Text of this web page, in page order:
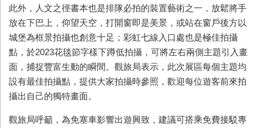
此外，人文之徑書本也是排隊必拍的裝置藝術之一，放鬆將手
放在下巴上，仰望天空，打開窗即是美景，或站在窗戶後方以
城堡為框景拍攝也創意十足；彩虹七線入口處也是極佳拍攝
點，於2023花毯節字樣下蹲低拍攝，可將左右兩側主題引入畫
面，捕捉豐富生動的瞬間。觀旅局表示，此次展區每個主題均
設有最佳拍攝點，提供大家拍攝時參照，歡迎每位遊客前來拍
攝出自己的獨特畫面。
觀旅局呼籲，為免塞車影響出遊興致，建議可搭乘免費接駁專